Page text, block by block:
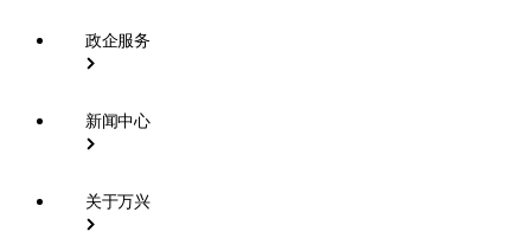
政企服务
新闻中心
关于万兴